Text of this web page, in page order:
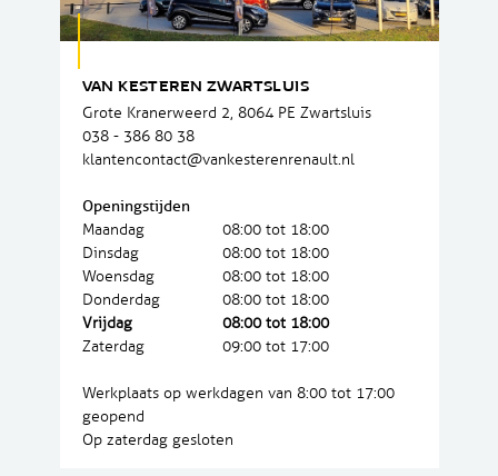
VAN KESTEREN ZWARTSLUIS
Grote Kranerweerd 2, 8064 PE Zwartsluis
038 - 386 80 38
klantencontact@vankesterenrenault.nl
Openingstijden
Maandag
08:00 tot 18:00
Dinsdag
08:00 tot 18:00
Woensdag
08:00 tot 18:00
Donderdag
08:00 tot 18:00
Vrijdag
08:00 tot 18:00
Zaterdag
09:00 tot 17:00
Werkplaats op werkdagen van 8:00 tot 17:00
geopend
Op zaterdag gesloten